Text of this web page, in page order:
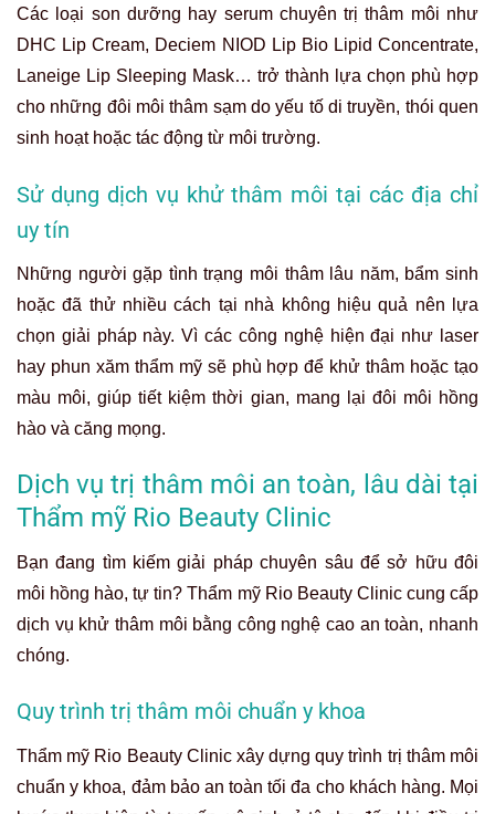
Các loại son dưỡng hay serum chuyên trị thâm môi như
DHC Lip Cream, Deciem NIOD Lip Bio Lipid Concentrate,
Laneige Lip Sleeping Mask… trở thành lựa chọn phù hợp
cho những đôi môi thâm sạm do yếu tố di truyền, thói quen
sinh hoạt hoặc tác động từ môi trường.
Sử dụng dịch vụ khử thâm môi tại các địa chỉ
uy tín
Những người gặp tình trạng môi thâm lâu năm, bẩm sinh
hoặc đã thử nhiều cách tại nhà không hiệu quả nên lựa
chọn giải pháp này. Vì các công nghệ hiện đại như laser
hay phun xăm thẩm mỹ sẽ phù hợp để khử thâm hoặc tạo
màu môi, giúp tiết kiệm thời gian, mang lại đôi môi hồng
hào và căng mọng.
Dịch vụ trị thâm môi an toàn, lâu dài tại
Thẩm mỹ Rio Beauty Clinic
Bạn đang tìm kiếm giải pháp chuyên sâu để sở hữu đôi
môi hồng hào, tự tin? Thẩm mỹ Rio Beauty Clinic cung cấp
dịch vụ khử thâm môi bằng công nghệ cao an toàn, nhanh
chóng.
Quy trình trị thâm môi chuẩn y khoa
Thẩm mỹ Rio Beauty Clinic xây dựng quy trình trị thâm môi
chuẩn y khoa, đảm bảo an toàn tối đa cho khách hàng. Mọi